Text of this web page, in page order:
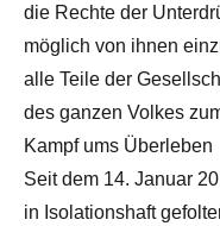
die Rechte der
möglich von ihnen
alle Teile der
des ganzen Volkes
Kampf ums Überleben
Seit dem 14. Januar
in Isolationshaft